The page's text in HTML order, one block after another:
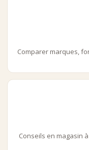
Comparer marques,
Conseils en magasin